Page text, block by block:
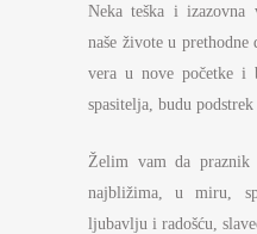
Neka teška i izazovna
naše živote u prethodne
vera u nove početke i
spasitelja, budu podstrek
Želim vam da praznik
najbližima, u miru,
ljubavlju i radošću,